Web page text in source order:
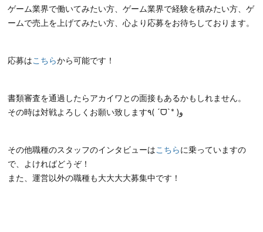
ゲーム業界で働いてみたい方、ゲーム業界で経験を積みたい方、ゲ
ームで売上を上げてみたい方、心より応募をお待ちしております。
応募は こちらから可能です！
書類審査を通過したらアカイワとの面接もあるかもしれません。
その時は対戦よろしくお願い致します٩( ˊᗜˋ* )و
その他職種のスタッフのインタビューは こちら に乗っていますの
で、よければどうぞ！
また、運営以外の職種も大大大大募集中です！